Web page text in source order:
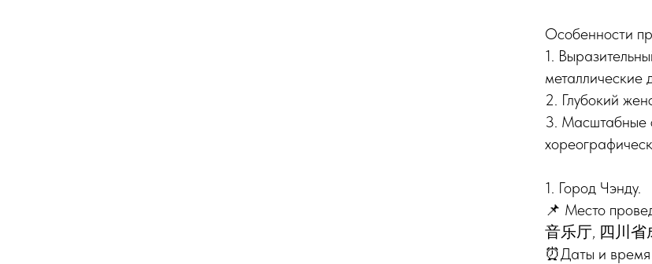
Особенности
1.
металлические
2. Глубокий
3. Масштабные
1. Город Чэнду.
📌 Место
音乐厅, 四川
⏰Даты и время